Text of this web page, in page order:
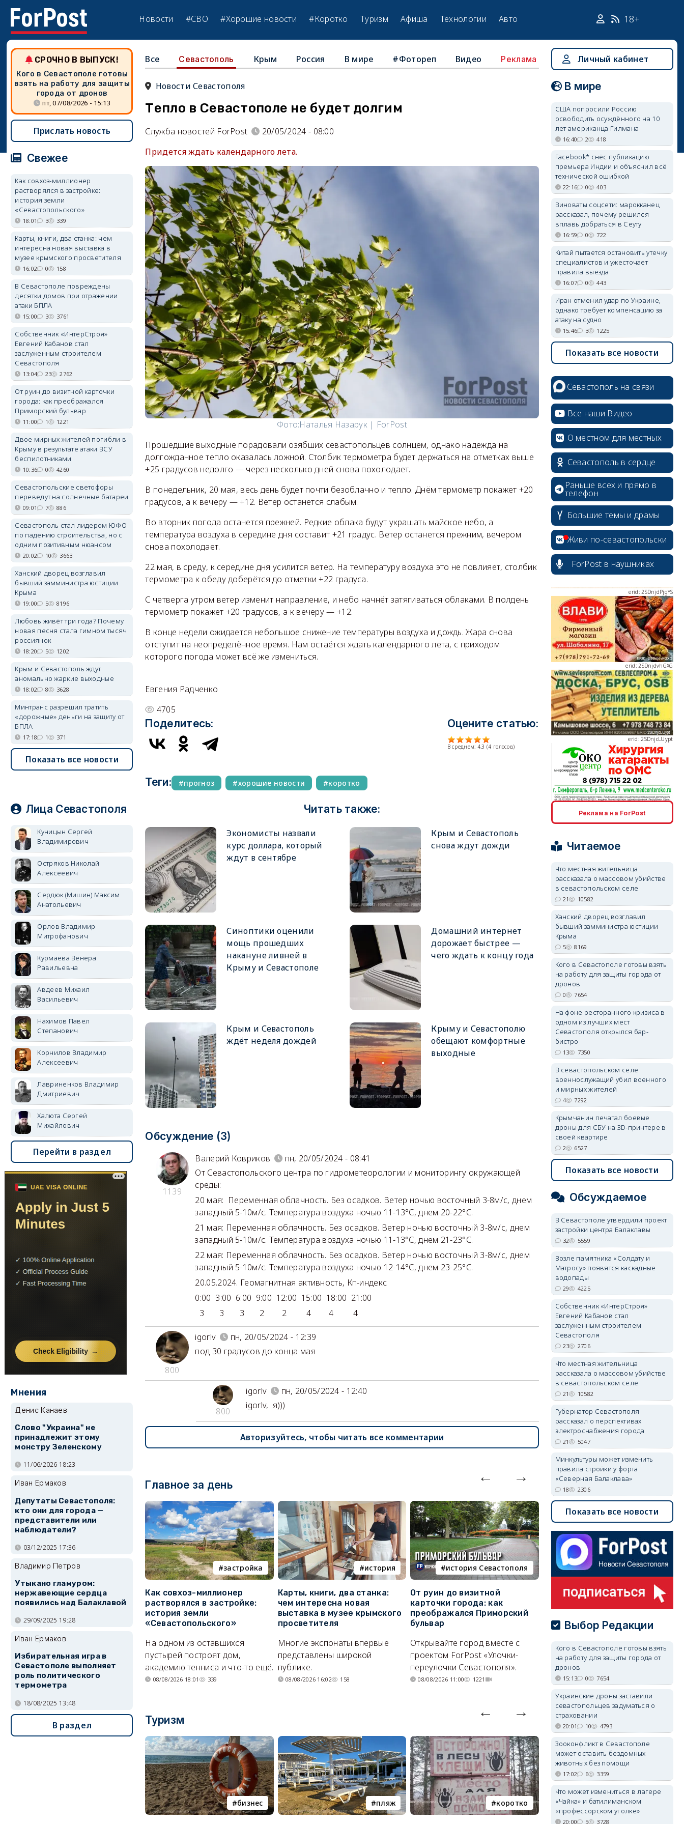
Новости #СВО #Хорошие новости #Коротко Туризм Афиша Технологии Авто 18+
Все Севастополь Крым Россия В мире #Фотореп Видео Реклама
Новости Севастополя
Тепло в Севастополе не будет долгим
Служба новостей ForPost
20/05/2024 - 08:00
Придется ждать календарного лета.
Фото:Наталья Назарук | ForPost
Прошедшие выходные порадовали озябших севастопольцев солнцем, однако надежда на
долгожданное тепло оказалась ложной. Столбик термометра будет держаться на отметках выше
+25 градусов недолго — через несколько дней снова похолодает.
В понедельник, 20 мая, весь день будет почти безоблачно и тепло. Днём термометр покажет +20
градусов, а к вечеру — +12. Ветер останется слабым.
Во вторник погода останется прежней. Редкие облака будут украшать майское небо, а
температура воздуха в середине дня составит +21 градус. Ветер останется прежним, вечером
снова похолодает.
22 мая, в среду, к середине дня усилится ветер. На температуру воздуха это не повлияет, столбик
термометра к обеду доберётся до отметки +22 градуса.
С четверга утром ветер изменит направление, и небо начнёт затягиваться облаками. В полдень
термометр покажет +20 градусов, а к вечеру — +12.
В конце недели ожидается небольшое снижение температуры воздуха и дождь. Жара снова
отступит на неопределённое время. Нам остаётся ждать календарного лета, с приходом
которого погода может всё же измениться.
Евгения Радченко
4705
Поделитесь: Оцените статью:
В среднем: 4.3 (4 голосов)
Теги: прогноз хорошие новости коротко
Читать также:
Экономисты назвали
курс доллара, который
ждут в сентябре
Крым и Севастополь
снова ждут дожди
Синоптики оценили
мощь прошедших
накануне ливней в
Крыму и Севастополе
Домашний интернет
дорожает быстрее —
чего ждать к концу года
Крым и Севастополь
ждёт неделя дождей
Крыму и Севастополю
обещают комфортные
выходные
Обсуждение (3)
1139
Валерий Ковриков
пн, 20/05/2024 - 08:41
От Севастопольского центра по гидрометеорологии и мониторингу окружающей
среды:
20 мая: Переменная облачность. Без осадков. Ветер ночью восточный 3-8м/с, днем
западный 5-10м/с. Температура воздуха ночью 11-13°С, днем 20-22°С.
21 мая: Переменная облачность. Без осадков. Ветер ночью восточный 3-8м/с, днем
западный 5-10м/с. Температура воздуха ночью 11-13°С, днем 21-23°С.
22 мая: Переменная облачность. Без осадков. Ветер ночью восточный 3-8м/с, днем
западный 5-10м/с. Температура воздуха ночью 12-14°С, днем 23-25°С.
20.05.2024. Геомагнитная активность, Кп-индекс
0:00 3:00 6:00 9:00 12:00 15:00 18:00 21:00
3 3 3 2 2 4 4 4
800
igorlv
пн, 20/05/2024 - 12:39
под 30 градусов до конца мая
800
igorlv
пн, 20/05/2024 - 12:40
igorlv, я)))
Авторизуйтесь, чтобы читать все комментарии
Главное за день
застройка
Как совхоз-миллионер
растворялся в застройке:
история земли
«Севастопольского»
На одном из оставшихся
пустырей построят дом,
академию тенниса и что-то ещё.
08/08/2026 18:01 339
история
Карты, книги, два станка:
чем интересна новая
выставка в музее крымского
просветителя
Многие экспонаты впервые
представлены широкой
публике.
08/08/2026 16:02 158
история Севастополя
От руин до визитной
карточки города: как
преображался Приморский
бульвар
Открывайте город вместе с
проектом ForPost «Улочки-
переулочки Севастополя».
08/08/2026 11:00 1221
недвижимость
Севастополь стал лидером
ЮФО по падению
позитивным нюансом
совершенно по-разному.
07/08/2026 20:02
Туризм
бизнес пляж коротко Балаклава
СРОЧНО В ВЫПУСК!
Кого в Севастополе готовы
взять на работу для защиты
города от дронов
пт, 07/08/2026 - 15:13
Прислать новость
Свежее
Как совхоз-миллионер
растворялся в застройке:
история земли
«Севастопольского»
18:01 3 339
Карты, книги, два станка: чем
интересна новая выставка в
музее крымского просветителя
16:02 0 158
В Севастополе повреждены
десятки домов при отражении
атаки БПЛА
15:00 3 3761
Собственник «ИнтерСтроя»
Евгений Кабанов стал
заслуженным строителем
Севастополя
13:04 23 2762
От руин до визитной карточки
города: как преображался
Приморский бульвар
11:00 1 1221
Двое мирных жителей погибли в
Крыму в результате атаки ВСУ
беспилотниками
10:36 0 4260
Севастопольские светофоры
переведут на солнечные батареи
09:01 7 886
Севастополь стал лидером ЮФО
по падению строительства, но с
одним позитивным нюансом
20:02 10 3663
Ханский дворец возглавил
бывший замминистра юстиции
Крыма
19:00 5 8196
Любовь живёт три года? Почему
новая песня стала гимном тысяч
россиянок
18:20 5 1202
Крым и Севастополь ждут
аномально жаркие выходные
18:02 8 3628
Минтранс разрешил тратить
«дорожные» деньги на защиту от
БПЛА
17:18 1 371
Показать все новости
Лица Севастополя
Куницын Сергей
Владимирович
Остряков Николай
Алексеевич
Сердюк (Мишин) Максим
Анатольевич
Орлов Владимир
Митрофанович
Курмаева Венера
Равильевна
Авдеев Михаил
Васильевич
Нахимов Павел
Степанович
Корнилов Владимир
Алексеевич
Лавриненков Владимир
Дмитриевич
Халюта Сергей
Михайлович
Перейти в раздел
Мнения
Денис Канаев
Слово "Украина" не
принадлежит этому
монстру Зеленскому
11/06/2026 18:23
Иван Ермаков
Депутаты Севастополя:
кто они для города —
представители или
наблюдатели?
03/12/2025 17:36
Владимир Петров
Утыкано гламуром:
нержавеющие сердца
появились над Балаклавой
29/09/2025 19:28
Иван Ермаков
Избирательная игра в
Севастополе выполняет
роль политического
термометра
18/08/2025 13:48
В раздел
Личный кабинет
В мире
США попросили Россию
освободить осуждённого на 10
лет американца Гилмана
16:40 2 418
Facebook* снёс публикацию
премьера Индии и объяснил всё
технической ошибкой
22:16 0 403
Виноваты соцсети: марокканец
рассказал, почему решился
вплавь добраться в Сеуту
16:59 0 722
Китай пытается остановить утечку
специалистов и ужесточает
правила выезда
16:07 0 443
Иран отменил удар по Украине,
однако требует компенсацию за
атаку на судно
15:46 3 1225
Показать все новости
Севастополь на связи
Все наши Видео
О местном для местных
Севастополь в сердце
Раньше всех и прямо в
телефон
Большие темы и драмы
Живи по-севастопольски
ForPost в наушниках
erid: 2SDnjcrDNw6
erid: 2SDnjdvhGXG
erid: 2SDnjcLUypt
erid: 2SDnjcrDNw6
erid: 2SDnjdPjgYS
erid: 2SDnjdvhGXG
Реклама на ForPost
Читаемое
Что местная жительница
рассказала о массовом убийстве
в севастопольском селе
21 10582
Ханский дворец возглавил
бывший замминистра юстиции
Крыма
5 8169
Кого в Севастополе готовы взять
на работу для защиты города от
дронов
0 7654
На фоне ресторанного кризиса в
одном из лучших мест
Севастополя открылся бар-
бистро
13 7350
В севастопольском селе
военнослужащий убил военного
и мирных жителей
4 7292
Крымчанин печатал боевые
дроны для СБУ на 3D-принтере в
своей квартире
2 6527
Показать все новости
Обсуждаемое
В Севастополе утвердили проект
застройки центра Балаклавы
32 5559
Возле памятника «Солдату и
Матросу» появятся каскадные
водопады
29 4225
Собственник «ИнтерСтроя»
Евгений Кабанов стал
заслуженным строителем
Севастополя
23 2706
Что местная жительница
рассказала о массовом убийстве
в севастопольском селе
21 10582
Губернатор Севастополя
рассказал о перспективах
электроснабжения города
21 5047
Минкультуры может изменить
правила стройки у форта
«Северная Балаклава»
18 2306
Показать все новости
Выбор Редакции
Кого в Севастополе готовы взять
на работу для защиты города от
дронов
15:13 0 7654
Украинские дроны заставили
севастопольцев задуматься о
страховании
20:01 10 4793
Зооконфликт в Севастополе
может оставить бездомных
животных без помощи
17:02 6 3359
Что может измениться в лагере
«Чайка» и батилиманском
«профессорском уголке»
20:00 5 3728